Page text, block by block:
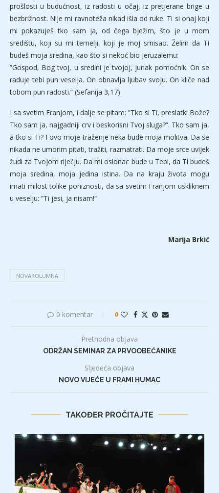
prošlosti u budućnost, iz radosti u očaj, iz pretjerane brige u
bezbrižnost. Nije mi ravnoteža nikad išla od ruke. Ti si onaj koji
mi pokazuješ tko sam ja, od čega bježim, što je u mom
središtu, koji su mi temelji, koji je moj smisao. Želim da Ti
budeš moja sredina, kao što si nekoć bio Jeruzalemu:
”Gospod, Bog tvoj, u sredini je tvojoj, junak pomoćnik. On se
raduje tebi pun veselja. On obnavlja ljubav svoju. On kliče nad
tobom pun radosti.” (Sefanija 3,17)
I sa svetim Franjom, i dalje se pitam: ”Tko si Ti, preslatki Bože?
Tko sam ja, najgadniji crv i beskorisni Tvoj sluga?”. Tko sam ja,
a tko si Ti? I ovo moje traženje neka bude moja molitva. Da se
nikada ne umorim pitati, tražiti, razmatrati. Da moje srce uvijek
žudi za Tvojom riječju. Da mi oslonac bude u Tebi, da Ti budeš
moja sredina, moja jedina istina. Da na kraju života mogu
imati milost tolike poniznosti, da sa svetim Franjom uskliknem
u veselju: ”Ti jesi, ja nisam!”
Marija Brkić
NOVAKOLUMNA
0 komentar 0
Prethodna objava
ODRŽAN SEMINAR ZA PRVOOBEĆANIKE
Sljedeća objava
NOVO VIJEĆE U FRAMI HUMAC
TAKOĐER PROČITAJTE